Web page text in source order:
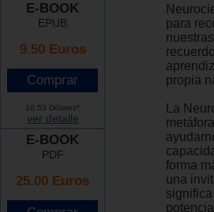
E-BOOK
EPUB
9.50 Euros
10.53 Dólares*
ver detalle
E-BOOK
PDF
25.00 Euros
para
propia
La
forma
una